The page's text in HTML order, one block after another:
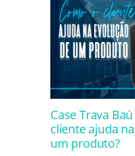
Case Trava
cliente ajuda
um produto?